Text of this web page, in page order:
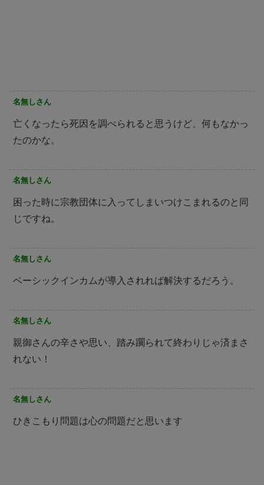
名無しさん
亡くなったら死因を調べられると思うけど、何もなかっ
たのかな。
名無しさん
困った時に宗教団体に入ってしまいつけこまれるのと同
じですね。
名無しさん
ベーシックインカムが導入されれば解決するだろう。
名無しさん
親御さんの辛さや思い、踏み躙られて終わりじゃ済まさ
れない！
名無しさん
ひきこもり問題は心の問題だと思います